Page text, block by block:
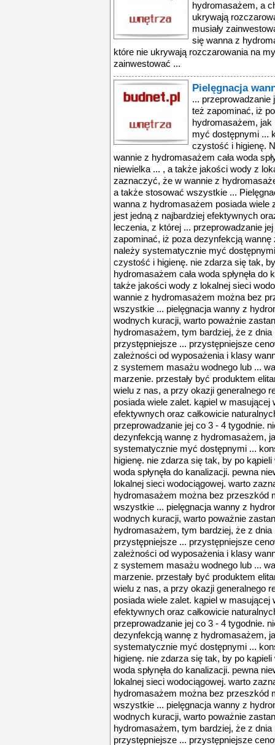
hydromasażem, a
ukrywają
musiały
się wanna z
które nie ukrywają rozczarowania na
zainwestować ...
Pielęgnacja
... przeprowadzanie jej co 3 - 4 tygodnie. Nie możemy też zapominać, iż poza dezynfekcją wannę z hydromasażem, jak każdą inną należy systematycznie myć dostępnymi ... konsekwentna dbałość o jej czystość i higienę. Nie zdarza się tak, by po kąpieli w wannie z hydromasażem cała woda spłynęła do kanalizacji. Pewna niewielka ... , a także jakości wody z lokalnej sieci wodociągowej. Warto zaznaczyć, że w wannie z hydromasażem można bez przeszkód myć się, a także stosować wszystkie ... Pielęgnacja wanny z hydromasażem ... wanna z hydromasażem posiada wiele zalet. kąpiel w masującej wodzie jest jedną z najbardziej efektywnych oraz całkowicie naturalnych metod leczenia, z której ... przeprowadzanie jej co 3 - 4 tygodnie. nie możemy też zapominać, iż poza dezynfekcją wannę z hydromasażem, jak każdą inną należy systematycznie myć dostępnymi ... konsekwentna dbałość o jej czystość i higienę. nie zdarza się tak, by po kąpieli w wannie z hydromasażem cała woda spłynęła do kanalizacji. pewna niewielka ... , a także jakości wody z lokalnej sieci wodociągowej. warto zaznaczyć, że w wannie z hydromasażem można bez przeszkód myć się, a także stosować wszystkie ... pielęgnacja wanny z hydromasażem ... dobroczynne efekty wodnych kuracji, warto poważnie zastanowić się nad zakupem wanny z hydromasażem, tym bardziej, że z dnia na dzień stają się one przystępniejsze ... przystępniejsze cenowo i coraz bardziej popularne. w zależności od wyposażenia i klasy wanny z hydromasażem oferowane są z systemem masażu wodnego lub ... wanny z hydromasażem to już nie marzenie. przestały być produktem elitarnym. obecnie na produkt ten stać wielu z nas, a przy okazji generalnego remontu ... wanna z hydromasażem posiada wiele zalet. kąpiel w masującej wodzie jest jedną z najbardziej efektywnych oraz całkowicie naturalnych metod leczenia, z której ... przeprowadzanie jej co 3 - 4 tygodnie. nie możemy też zapominać, iż poza dezynfekcją wannę z hydromasażem, jak każdą inną należy systematycznie myć dostępnymi ... konsekwentna dbałość o jej czystość i higienę. nie zdarza się tak, by po kąpieli w wannie z hydromasażem cała woda spłynęła do kanalizacji. pewna niewielka ... , a także jakości wody z lokalnej sieci wodociągowej. warto zaznaczyć, że w wannie z hydromasażem można bez przeszkód myć się, a także stosować wszystkie ... pielęgnacja wanny z hydromasażem ... dobroczynne efekty wodnych kuracji, warto poważnie zastanowić się nad zakupem wanny z hydromasażem, tym bardziej, że z dnia na dzień stają się one przystępniejsze ... przystępniejsze cenowo i coraz bardziej popularne. w zależności od wyposażenia i klasy wanny z hydromasażem oferowane są z systemem masażu wodnego lub ... wanny z hydromasażem to już nie marzenie. przestały być produktem elitarnym. obecnie na produkt ten stać wielu z nas, a przy okazji generalnego remontu ... wanna z hydromasażem posiada wiele zalet. kąpiel w masującej wodzie jest jedną z najbardziej efektywnych oraz całkowicie naturalnych metod leczenia, z której ... przeprowadzanie jej co 3 - 4 tygodnie. nie możemy też zapominać, iż poza dezynfekcją wannę z hydromasażem, jak każdą inną należy systematycznie myć dostępnymi ... konsekwentna dbałość o jej czystość i higienę. nie zdarza się tak, by po kąpieli w wannie z hydromasażem cała woda spłynęła do kanalizacji. pewna niewielka ... , a także jakości wody z lokalnej sieci wodociągowej. warto zaznaczyć, że w wannie z hydromasażem można bez przeszkód myć się, a także stosować wszystkie ... pielęgnacja wanny z hydromasażem ... dobroczynne efekty wodnych kuracji, warto poważnie zastanowić się nad zakupem wanny z hydromasażem, tym bardziej, że z dnia na dzień stają się one przystępniejsze